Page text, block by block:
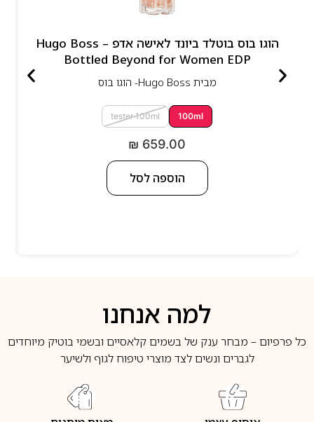
הוגו בוס בוטלד ביונד לאישה אדפ – Hugo Boss
Bottled Beyond for Women EDP
מבית Hugo Boss- הוגו בוס
100ml
tester 100ml
₪ 659.00
הוספה לסל
למה אנחנו
כל פרפיום – מבחר ענק של בשמים קלאסיים ובשמי בוטיק מיוחדים
לגברים ונשים לצד מוצרי טיפוח לגוף ולשיער